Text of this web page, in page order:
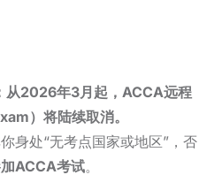
从2026年3月起，ACCA远程
）将陆续取消。
身处“无考点国家或地区”，否
ACCA考试。